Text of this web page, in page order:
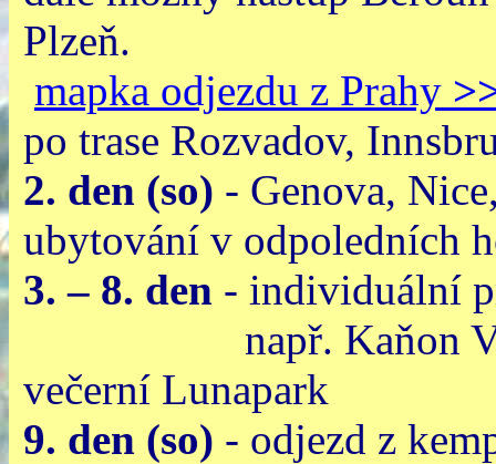
mapka odjezdu z Prahy
po trase Rozvadov,
2. den (so) - Genova,
ubytování v odpoledních
3. – 8. den - individuální
např. Kaňon
večerní Lunapark
9. den (so) - odjezd z